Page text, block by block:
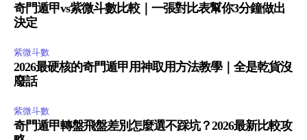
奇門遁甲vs紫微斗數比較｜一張對比表幫你3分鐘做出
決定
紫微斗數
2026最硬核的奇門遁甲用神取用方法教學｜全是乾貨沒
廢話
紫微斗數
奇門遁甲轉盤飛盤差別怎麼選不踩坑？2026最新比較攻